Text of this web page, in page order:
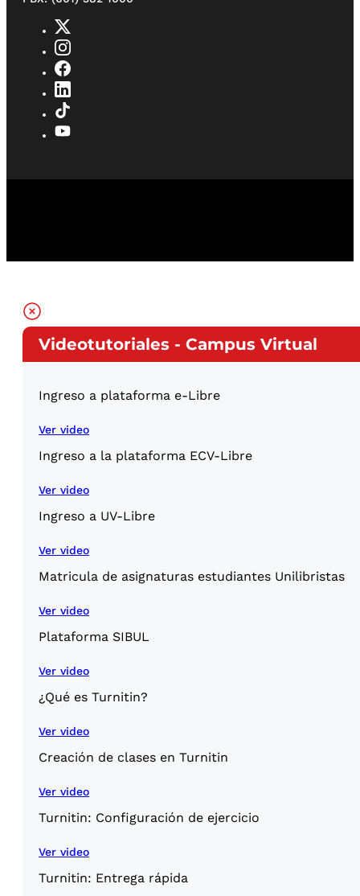
Videotutoriales - Campus Virtual
Ingreso a plataforma e-Libre
Ver video
Ingreso a la plataforma ECV-Libre
Ver video
Ingreso a UV-Libre
Ver video
Matricula de asignaturas estudiantes Unilibristas
Ver video
Plataforma SIBUL
Ver video
¿Qué es Turnitin?
Ver video
Creación de clases en Turnitin
Ver video
Turnitin: Configuración de ejercicio
Ver video
Turnitin: Entrega rápida